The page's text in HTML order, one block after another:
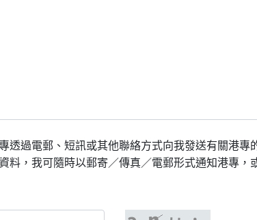
透過電郵、短訊或其他聯絡方式向我發送有關港
料，我可隨時以郵寄／傳真／電郵形式通知港專